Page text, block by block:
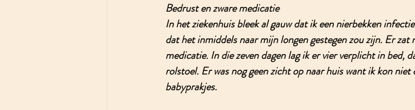
Bedrust en zware medicatie
In het ziekenhuis bleek al gauw dat ik een nierbekken
dat het inmiddels naar mijn longen gestegen zou zijn. Er
medicatie. In die zeven dagen lag ik er vier verplicht in bed,
rolstoel. Er was nog geen zicht op naar huis want ik kon
babyprakjes.